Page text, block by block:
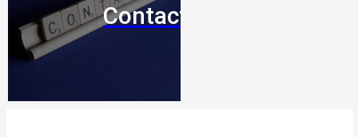
Contact